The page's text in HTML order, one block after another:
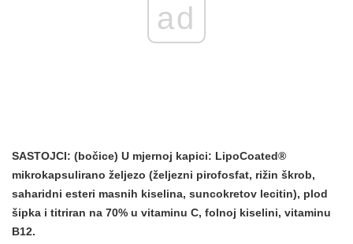
ad
SASTOJCI: (bočice) U mjernoj kapici: LipoCoated®
mikrokapsulirano željezo (željezni pirofosfat, rižin škrob,
saharidni esteri masnih kiselina, suncokretov lecitin), plod
šipka i titriran na 70% u vitaminu C, folnoj kiselini, vitaminu
B12.